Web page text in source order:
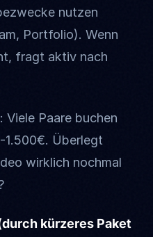
nutzen
Portfolio). Wenn
fragt aktiv nach
Paare buchen
Überlegt
wirklich nochmal
kürzeres Paket